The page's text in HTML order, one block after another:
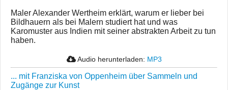
Maler Alexander Wertheim erklärt, warum er lieber bei
Bildhauern als bei Malern studiert hat und was
Karomuster aus Indien mit seiner abstrakten Arbeit zu tun
haben.
Audio herunterladen: MP3
... mit Franziska von Oppenheim über Sammeln und
Zugänge zur Kunst